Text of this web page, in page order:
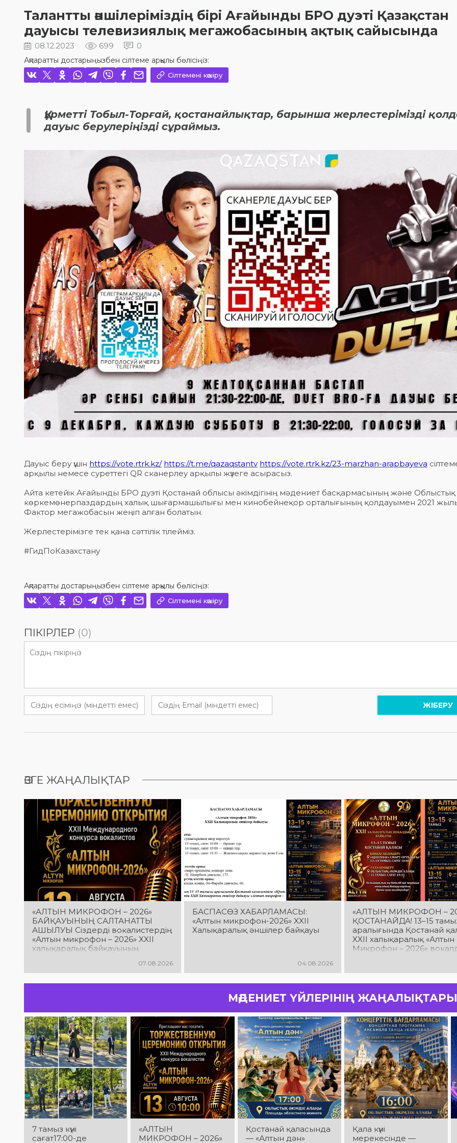
Талантты әншілеріміздің бірі Ағайынды БРО дуэті Қазақстан
дауысы телевизиялық мегажобасының ақтық сайысында
08.12.2023 699 0
Ақпаратты достарыңызбен сілтеме арқылы бөлісіңіз:
Сілтемені көшіру
Құрметті Тобыл-Торғай, қостанайлықтар, барынша жерлестерімізді
дауыс берулеріңізді сұраймыз.
Дауыс беру үшін https://vote.rtrk.kz/ https://t.me/qazaqstantv https://vote.rtrk.kz/23-marzhan-arapbayeva
арқылы немесе суреттегі QR сканерлеу арқылы жүзеге асырасыз.
Айта кетейік Ағайынды БРО дуэті Қостанай облысы әкімдігінің мәдениет басқармасының және Облыстық
көркемөнерпаздардың халық шығармашылығы мен кинобейнеқор орталығының қолдауымен 2021
Фактор мегажобасын жеңіп алған болатын.
Жерлестерімізге тек қана сәттілік тілейміз.
#ГидПоКазахстану
Ақпаратты достарыңызбен сілтеме арқылы бөлісіңіз:
Сілтемені көшіру
ПІКІРЛЕР (0)
ЖІБЕРУ
ӨЗГЕ ЖАҢАЛЫҚТАР
«АЛТЫН МИКРОФОН – 2026»
БАЙҚАУЫНЫҢ САЛТАНАТТЫ
АШЫЛУЫ Сіздерді вокалистердің
«Алтын микрофон – 2026» XXII
халықаралық байқауының
елдерден келген талантты
орындаушылар бас қосып, үлкен
әсерге толы өнер мерекесінің
куәсі болыңыздар! Келіңіздер, жас
таланттарға бірге қолдау
көрсетейік!
07.08.2026
БАСПАСӨЗ ХАБАРЛАМАСЫ:
«Алтын микрофон-2026» XXІІ
Халықаралық әншілер байқауы
04.08.2026
«АЛТЫН МИКРОФОН –
ҚОСТАНАЙДА! 13–15
аралығында Қостанай
XXII халықаралық «Алтын
Микрофон – 2026»
орындаушылардың
өнерін тамашалап,
вокалдық байқаудың
атмосферасын бірге
МӘДЕНИЕТ ҮЙЛЕРІНІҢ ЖАҢАЛЫҚТАРЫ
7 тамыз күні
сағат17:00-де
«АЛТЫН
МИКРОФОН – 2026»
Қостанай қаласында
— «Алтын дән»
Қала күні
мерекесінде —